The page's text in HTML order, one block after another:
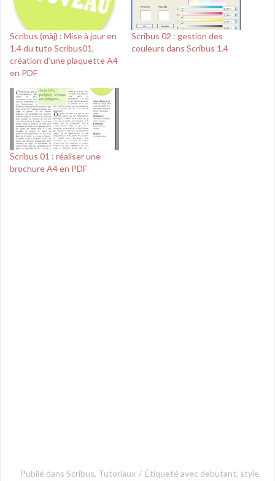
Scribus (màj) : Mise à jour en
1.4 du tuto Scribus01,
création d’une plaquette A4
en PDF
Scribus 02 : gestion des
couleurs dans Scribus 1.4
Scribus 01 : réaliser une
brochure A4 en PDF
Publié dans Scribus, Tutoriaux Étiqueté avec debutant, style,